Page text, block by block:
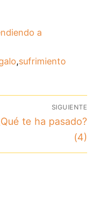
a
,sufrimiento
SIGUIENTE
te ha pasado?
(4)